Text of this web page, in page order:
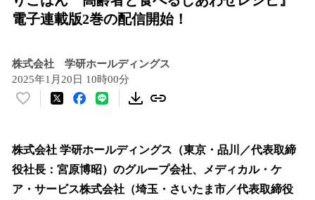
電子連載版2巻の配信開始！
株式会社 学研ホールディングス
2025年1月20日 10時00分
い
！
数
を
読
株式会社 学研ホールディングス（東京・品川／代表取締
役社長：宮原博昭）のグループ会社、メディカル・ケ
ア・サービス株式会社（埼玉・さいたま市／代表取締役